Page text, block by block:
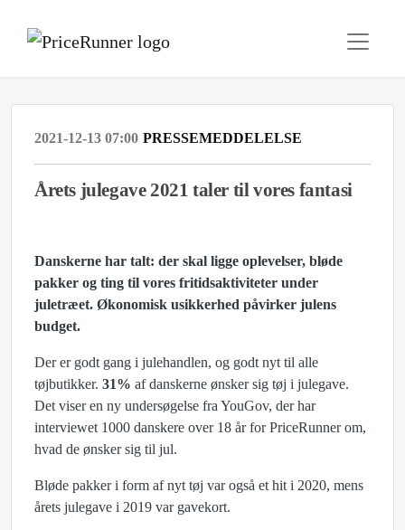
2021-12-13 07:00 PRESSEMEDDELELSE
Årets julegave 2021 taler til vores fantasi
Danskerne har talt: der skal ligge oplevelser, bløde
pakker og ting til vores fritidsaktiviteter under
juletræet. Økonomisk usikkerhed påvirker julens
budget.
Der er godt gang i julehandlen, og godt nyt til alle
tøjbutikker. 31% af danskerne ønsker sig tøj i julegave.
Det viser en ny undersøgelse fra YouGov, der har
interviewet 1000 danskere over 18 år for PriceRunner om,
hvad de ønsker sig til jul.
Bløde pakker i form af nyt tøj var også et hit i 2020, mens
årets julegave i 2019 var gavekort.